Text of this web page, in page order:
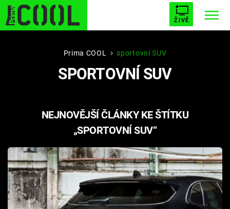
ŽIVĚ
STARHOUSE BUFFY, PŘEMOŽITELKA UPÍRŮ
PLNEJ KOTEL AVENGERS 5
Filmy
Seriály
Prima COOL sportovní SUV
SPORTOVNÍ SUV
NEJNOVĚJŠÍ ČLÁNKY KE ŠTÍTKU
„SPORTOVNÍ SUV“